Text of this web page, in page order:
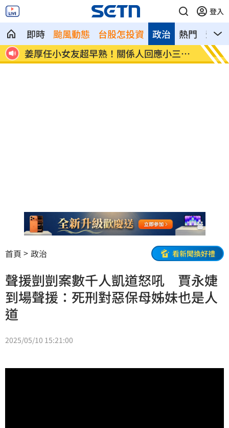
登入
即時 颱風動態 台股怎投資 熱門 影音
政治
有
姜厚任小女友超早熟！關係人回應小三爭
議
獨／
會
首頁 政治 看新聞換好禮
聲援剴剴案數千人凱道怒吼 賈永婕
到場聲援：死刑對惡保母姊妹也是人
道
2025/05/10 15:21:00